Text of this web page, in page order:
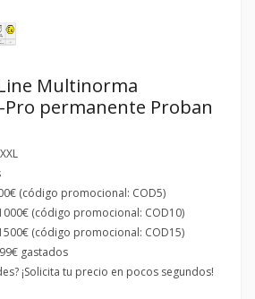
Multinorma
permanente Proban
(código promocional: COD5)
(código promocional: COD10)
(código promocional: COD15)
gastados
¡Solicita tu precio en pocos segundos!